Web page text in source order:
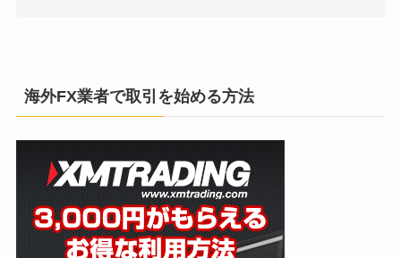
海外FX業者で取引を始める方法